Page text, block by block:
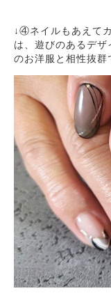
↓④ネイルもあえて
は、遊びのあるデザ
のお洋服と相性抜群